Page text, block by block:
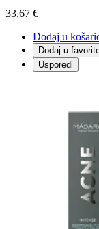
33,67 €
Dodaj u
Dodaj u
Usporedi